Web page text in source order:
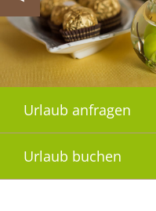
Urlaub anfragen
Urlaub buchen